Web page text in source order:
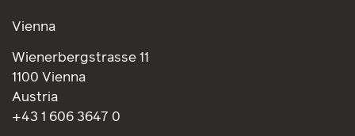
Vienna
Wienerbergstrasse 11
1100 Vienna
Austria
+43 1 606 3647 0